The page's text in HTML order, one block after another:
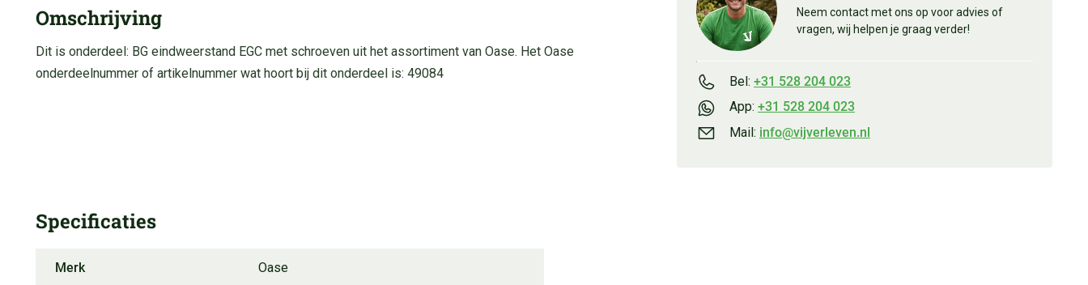
Neem contact met ons op voor advies of
vragen, wij helpen je graag verder!
Bel: +31 528 204 023
App: +31 528 204 023
Mail: info@vijverleven.nl
Omschrijving
Dit is onderdeel: BG eindweerstand EGC met schroeven uit het assortiment van Oase. Het Oase
onderdeelnummer of artikelnummer wat hoort bij dit onderdeel is: 49084
Specificaties
Merk Oase